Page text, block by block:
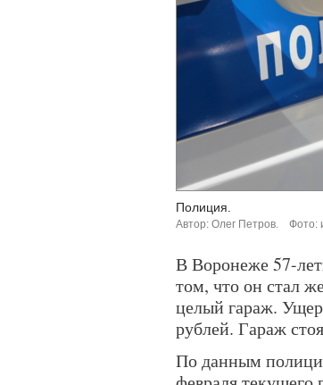
Полиция.
Автор: Олег Петров. Фото:
В Воронеже 57-
том, что он стал
целый гараж.
рублей. Гараж
По данным